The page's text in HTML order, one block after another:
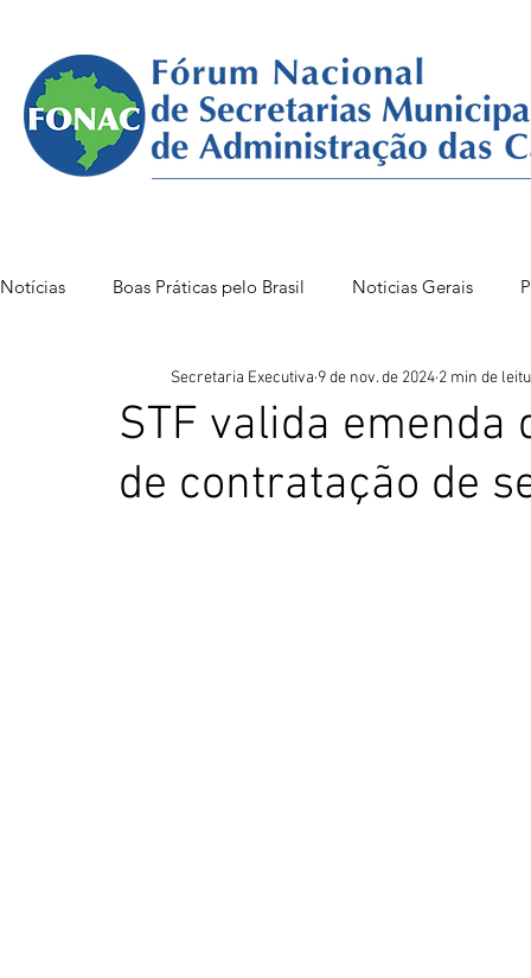
Notícias Boas Práticas pelo Brasil Noticias Gerais
FONAC 85 VITÓRIA FONAC86BSB FONAC 84
STF valida
de contratação de
Secretaria Executiva 9 de nov. de 2024 2 min de